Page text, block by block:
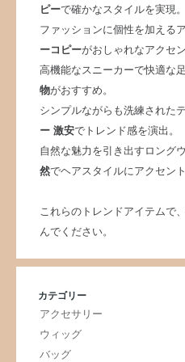
ピーで確かなスタイルを実現。
ファッションに個性を加える
ーコピーがおしゃれなアクセン
高機能なスニーカーで快適な
物がおすすめ。
シンプルながらも洗練された
ー 激安でトレンド感を演出。
自然な魅力を引き出すロング
然でヘアスタイルにアクセン
これらのトレンドアイテムで
んでください。
カテゴリー
アクセサリー
ウィッグ
バッグ